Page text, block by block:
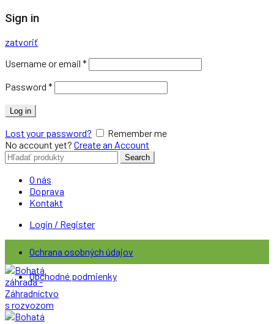
Sign in
zatvoriť
Username or email *
Password *
Log in
Lost your password?
Remember me
No account yet? Create an Account
Search
for:
Search
O nás
Doprava
Kontakt
Login / Register
Ochrana osobných údajov
Obchodné podmienky